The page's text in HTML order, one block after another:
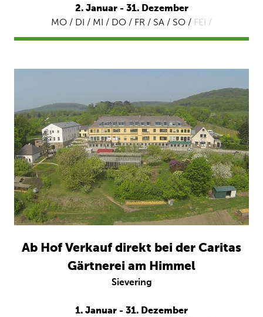
2. Januar - 31. Dezember
MO / DI / MI / DO / FR / SA / SO / FEI /
Ab Hof Verkauf direkt bei der Caritas
Gärtnerei am Himmel
Sievering
1. Januar - 31. Dezember